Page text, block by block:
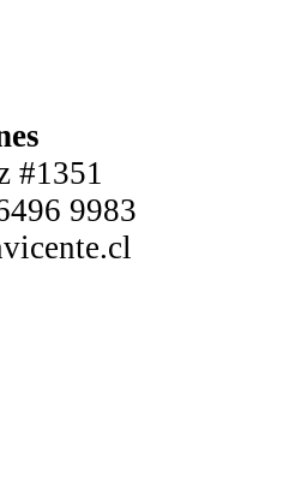
#1351
9983